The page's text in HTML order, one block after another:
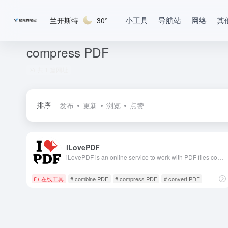
兰开斯特 30° 小工具 导航站 网络 其
compress PDF
排序 发布 更新 浏览 点赞
iLovePDF
在线工具 # combine PDF # compress PDF # convert PDF